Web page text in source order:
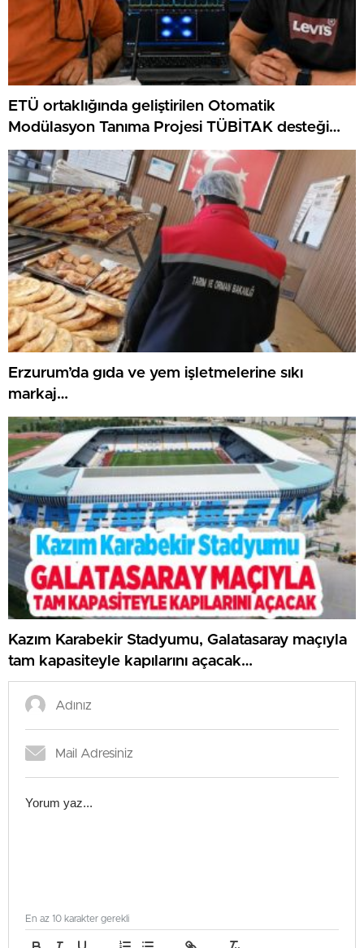
ETÜ ortaklığında geliştirilen Otomatik
Modülasyon Tanıma Projesi TÜBİTAK desteği
aldı..
Erzurum’da gıda ve yem işletmelerine sıkı
markaj…
Kazım Karabekir Stadyumu, Galatasaray maçıyla
tam kapasiteyle kapılarını açacak…
En az 10 karakter gerekli